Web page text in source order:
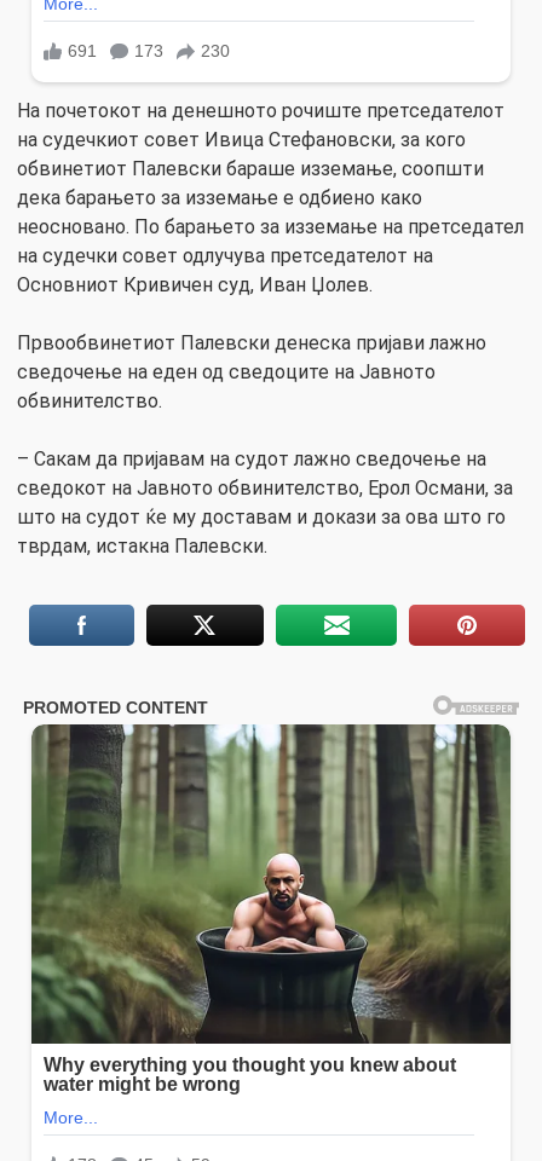
На почетокот на денешното рочиште претседателот
на судечкиот совет Ивица Стефановски, за кого
обвинетиот Палевски бараше изземање, соопшти
дека барањето за изземање е одбиено како
неосновано. По барањето за изземање на претседател
на судечки совет одлучува претседателот на
Основниот Кривичен суд, Иван Џолев.
Првообвинетиот Палевски денеска пријави лажно
сведочење на еден од сведоците на Јавното
обвинителство.
– Сакам да пријавам на судот лажно сведочење на
сведокот на Јавното обвинителство, Ерол Османи, за
што на судот ќе му доставам и докази за ова што го
тврдам, истакна Палевски.